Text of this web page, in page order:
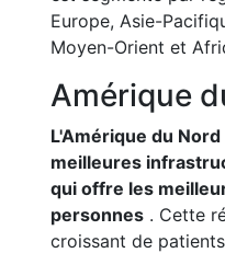
Europe, Asie-
Moyen-Orient et
Amérique
L'Amérique du
meilleures
qui offre les
personnes . Cette
croissant de